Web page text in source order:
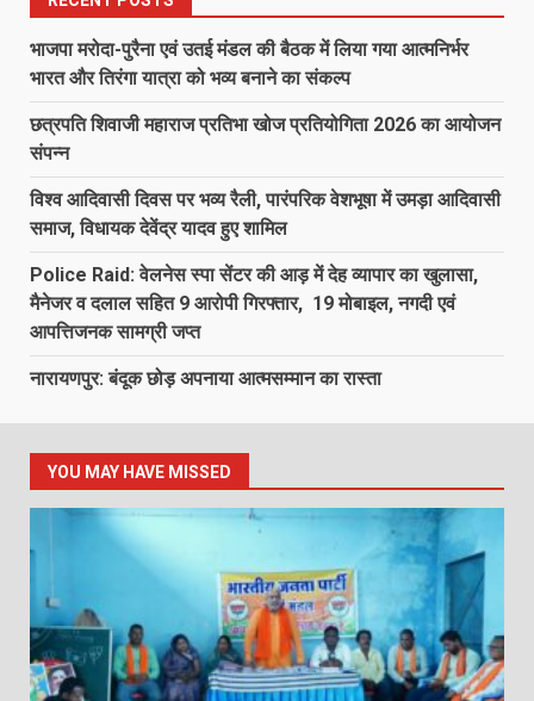
भाजपा मरोदा-पुरैना एवं उतई मंडल की बैठक में लिया गया आत्मनिर्भर
भारत और तिरंगा यात्रा को भव्य बनाने का संकल्प
छत्रपति शिवाजी महाराज प्रतिभा खोज प्रतियोगिता 2026 का आयोजन
संपन्न
विश्व आदिवासी दिवस पर भव्य रैली, पारंपरिक वेशभूषा में उमड़ा आदिवासी
समाज, विधायक देवेंद्र यादव हुए शामिल
Police Raid: वेलनेस स्पा सेंटर की आड़ में देह व्यापार का खुलासा,
मैनेजर व दलाल सहित 9 आरोपी गिरफ्तार, 19 मोबाइल, नगदी एवं
आपत्तिजनक सामग्री जप्त
नारायणपुर: बंदूक छोड़ अपनाया आत्मसम्मान का रास्ता
YOU MAY HAVE MISSED